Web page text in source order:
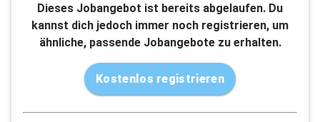
Dieses Jobangebot ist bereits abgelaufen. Du
kannst dich jedoch immer noch registrieren, um
ähnliche, passende Jobangebote zu erhalten.
Kostenlos registrieren